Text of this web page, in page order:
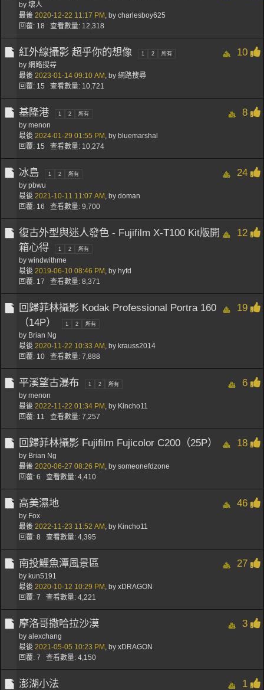
by 壞人
最後 2020-12-22 11:17 PM , by charlesboy625
回覆: 18 查看數量: 12,318
10
紅外線攝影 超乎你的想像 1 2 所有
by 網路搜尋
最後 2023-01-14 09:10 AM , by 網路搜尋
回覆: 15 查看數量: 10,721
8
基隆港 1 2 所有
by menon
最後 2024-01-29 01:55 PM , by bluemarshal
回覆: 15 查看數量: 10,274
24
冰島 1 2 所有
by pbwu
最後 2021-10-11 11:07 AM , by doman
回覆: 16 查看數量: 9,700
12
復古外型與迷人發色 - Fujifilm X-T100 Kit版開
箱心得
1 2 所有
by windwithme
最後 2019-06-10 08:46 PM , by hyfd
回覆: 17 查看數量: 8,371
19
回歸菲林攝影 Kodak Professional Portra 160
（14P）
1 2 所有
by Brian Ng
最後 2020-11-22 10:33 AM , by krauss2014
回覆: 10 查看數量: 7,888
6
平溪望古瀑布 1 2 所有
by menon
最後 2022-11-22 01:34 PM , by Kincho11
回覆: 11 查看數量: 7,257
18
回歸菲林攝影 Fujifilm Fujicolor C200（25P）
by Brian Ng
最後 2020-06-27 08:26 PM , by someonefdzone
回覆: 6 查看數量: 4,410
46
高美濕地
by Fox
最後 2022-11-23 11:52 AM , by Kincho11
回覆: 8 查看數量: 4,395
27
南投鯉魚潭風景區
by kun5191
最後 2020-10-12 10:29 PM , by xDRAGON
回覆: 7 查看數量: 4,221
3
摩洛哥撒哈拉沙漠
by alexchang
最後 2021-05-05 10:23 PM , by xDRAGON
回覆: 7 查看數量: 4,150
1
澎湖小法